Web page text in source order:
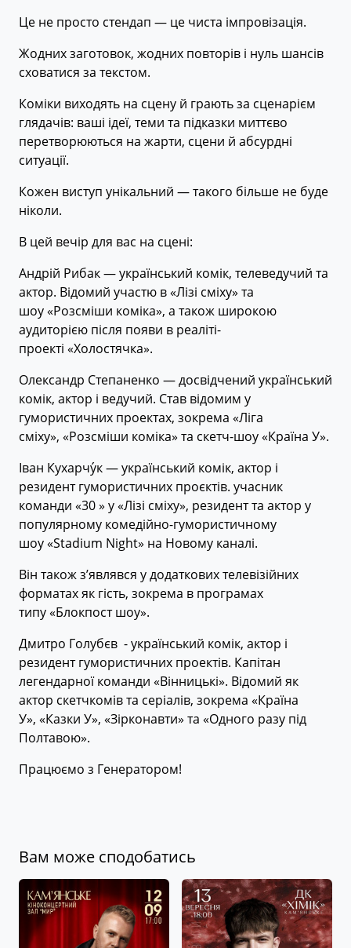
Це не просто стендап — це чиста імпровізація.
Жодних заготовок, жодних повторів і нуль шансів
сховатися за текстом.
Коміки виходять на сцену й грають за сценарієм
глядачів: ваші ідеї, теми та підказки миттєво
перетворюються на жарти, сцени й абсурдні
ситуації.
Кожен виступ унікальний — такого більше не буде
ніколи.
В цей вечір для вас на сцені:
Андрій Рибак — український комік, телеведучий та
актор. Відомий участю в «Лізі сміху» та
шоу «Розсміши коміка», а також широкою
аудиторією після появи в реаліті-
проекті «Холостячка».
Олександр Степаненко — досвідчений український
комік, актор і ведучий. Став відомим у
гумористичних проектах, зокрема «Ліга
сміху», «Розсміши коміка» та скетч-шоу «Країна У».
Іван Кухарчу́к — український комік, актор і
резидент гумористичних проєктів. учасник
команди «30 » у «Лізі сміху», резидент та актор у
популярному комедійно-гумористичному
шоу «Stadium Night» на Новому каналі.
Він також з’являвся у додаткових телевізійних
форматах як гість, зокрема в програмах
типу «Блокпост шоу».
Дмитро Голубєв - український комік, актор і
резидент гумористичних проектів. Капітан
легендарної команди «Вінницькі». Відомий як
актор скетчкомів та серіалів, зокрема «Країна
У», «Казки У», «Зірконавти» та «Одного разу під
Полтавою».
Працюємо з Генератором!
Вам може сподобатись